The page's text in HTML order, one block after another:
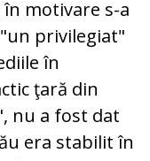
motivare s-a
privilegiat"
în
ţară din
nu a fost dat
era stabilit în